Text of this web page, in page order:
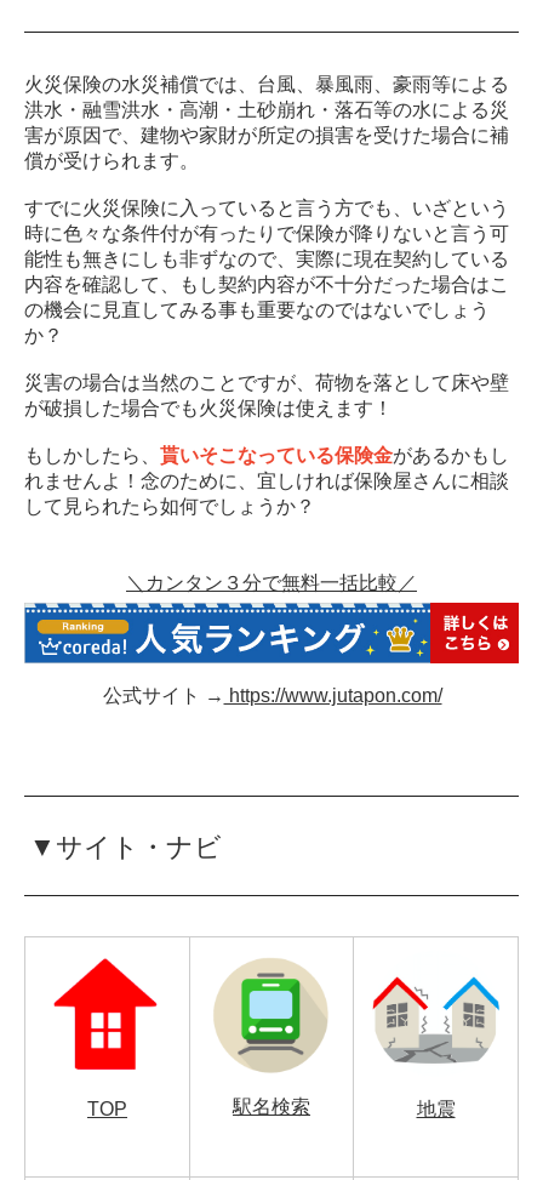
火災保険の水災補償では、台風、暴風雨、豪雨等による
洪水・融雪洪水・高潮・土砂崩れ・落石等の水による災
害が原因で、建物や家財が所定の損害を受けた場合に補
償が受けられます。
すでに火災保険に入っていると言う方でも、いざという
時に色々な条件付が有ったりで保険が降りないと言う可
能性も無きにしも非ずなので、実際に現在契約している
内容を確認して、もし契約内容が不十分だった場合はこ
の機会に見直してみる事も重要なのではないでしょう
か？
災害の場合は当然のことですが、荷物を落として床や壁
が破損した場合でも火災保険は使えます！
もしかしたら、 貰いそこなっている保険金があるかもし
れませんよ！念のために、宜しければ保険屋さんに相談
して見られたら如何でしょうか？
＼カンタン３分で無料一括比較／
公式サイト → https://www.jutapon.com/
▼サイト・ナビ
TOP 駅名検索 地震